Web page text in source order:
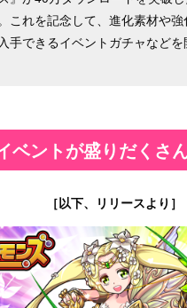
これを記念して、進化素材や
手できるイベントガチャなど
ベントが盛りだくさ
［以下、リリースより］